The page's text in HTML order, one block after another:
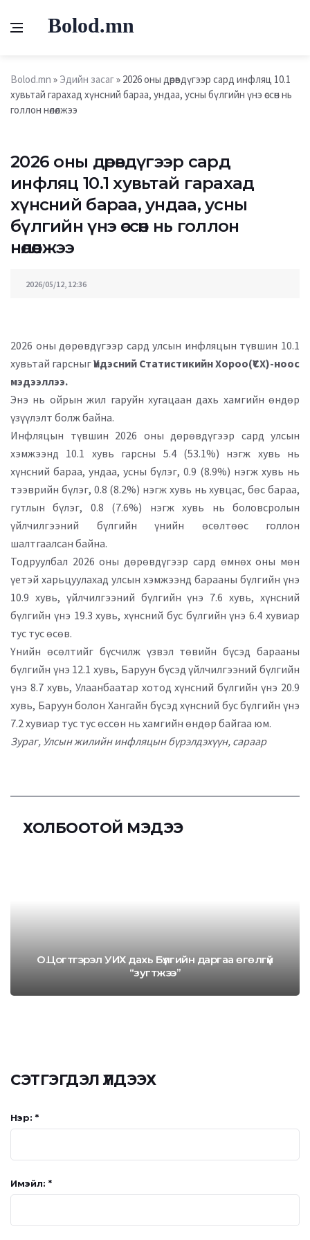
Bolod.mn
Bolod.mn » Эдийн засаг» 2026 оны дөрөвдүгээр сард инфляц 10.1
хувьтай гарахад хүнсний бараа, ундаа, усны бүлгийн үнэ өссөн нь
голлон нөлөөлжээ
2026 оны дөрөвдүгээр сард
инфляц 10.1 хувьтай гарахад
хүнсний бараа, ундаа, усны
бүлгийн үнэ өссөн нь голлон
нөлөөлжээ
2026/05/12, 12:36
2026 оны дөрөвдүгээр сард улсын инфляцын түвшин 10.1
хувьтай гарсныгҮндэсний Статистикийн Хороо(ҮСХ)-ноос
мэдээллээ.
Энэ нь ойрын жил гаруйн хугацаан дахь хамгийн өндөр
үзүүлэлт болж байна.
Инфляцын түвшин 2026 оны дөрөвдүгээр сард улсын
хэмжээнд 10.1 хувь гарсны 5.4 (53.1%) нэгж хувь нь
хүнсний бараа, ундаа, усны бүлэг, 0.9 (8.9%) нэгж хувь нь
тээврийн бүлэг, 0.8 (8.2%) нэгж хувь нь хувцас, бөс бараа,
гутлын бүлэг, 0.8 (7.6%) нэгж хувь нь боловсролын
үйлчилгээний бүлгийн үнийн өсөлтөөс голлон
шалтгаалсан байна.
Тодруулбал 2026 оны дөрөвдүгээр сард өмнөх оны мөн
үетэй харьцуулахад улсын хэмжээнд барааны бүлгийн үнэ
10.9 хувь, үйлчилгээний бүлгийн үнэ 7.6 хувь, хүнсний
бүлгийн үнэ 19.3 хувь, хүнсний бус бүлгийн үнэ 6.4 хувиар
тус тус өсөв.
Үнийн өсөлтийг бүсчилж үзвэл төвийн бүсэд барааны
бүлгийн үнэ 12.1 хувь, Баруун бүсэд үйлчилгээний бүлгийн
үнэ 8.7 хувь, Улаанбаатар хотод хүнсний бүлгийн үнэ 20.9
хувь, Баруун болон Хангайн бүсэд хүнсний бус бүлгийн үнэ
7.2 хувиар тус тус өссөн нь хамгийн өндөр байгаа юм.
Зураг, Улсын жилийн инфляцын бүрэлдэхүүн, сараар
ХОЛБООТОЙ МЭДЭЭ
О.Цогтгэрэл УИХ дахь Бүлгийн даргаа өгөлгүй
“зугтжээ”
СЭТГЭГДЭЛ ҮЛДЭЭХ
Нэр: *
Имэйл: *